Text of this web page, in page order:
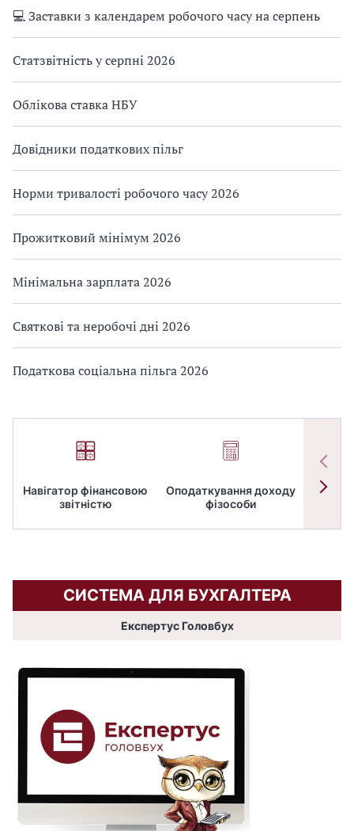
💻 Заставки з календарем робочого часу на серпень
Статзвітність у серпні 2026
Облікова ставка НБУ
Довідники податкових пільг
Норми тривалості робочого часу 2026
Прожитковий мінімум 2026
Мінімальна зарплата 2026
Святкові та неробочі дні 2026
Податкова соціальна пільга 2026
Навігатор фінансовою
звітністю
Оподаткування доходу
фізособи
СИСТЕМА ДЛЯ БУХГАЛТЕРА
Експертус Головбух